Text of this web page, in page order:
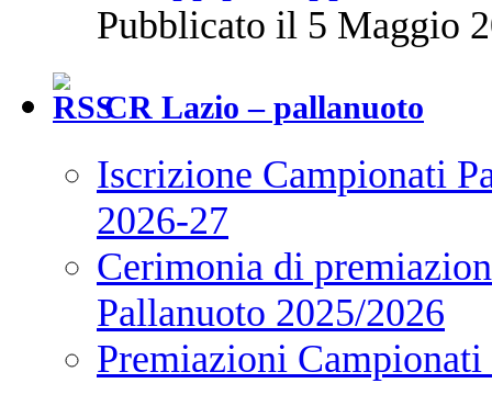
Pubblicato il 5 Maggio
CR Lazio – pallanuoto
Iscrizione Campionati
2026-27
Cerimonia di
Pallanuoto 2025/2026
Premiazioni